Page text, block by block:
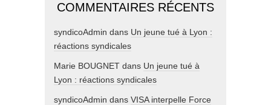
COMMENTAIRES RÉCENTS
syndicoAdmin dans Un jeune tué à Lyon :
réactions syndicales
Marie BOUGNET dans Un jeune tué à
Lyon : réactions syndicales
syndicoAdmin dans VISA interpelle Force